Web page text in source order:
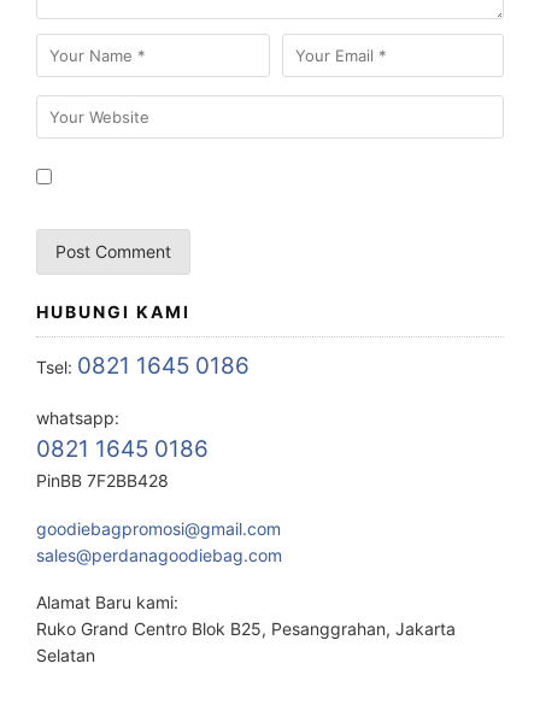
HUBUNGI KAMI
Tsel: 0821 1645 0186
whatsapp:
0821 1645 0186
PinBB 7F2BB428
goodiebagpromosi@gmail.com
sales@perdanagoodiebag.com
Alamat Baru kami:
Ruko Grand Centro Blok B25, Pesanggrahan, Jakarta
Selatan